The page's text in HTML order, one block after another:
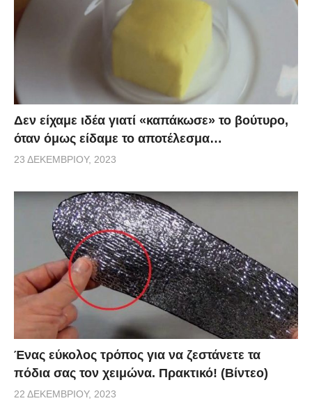
Δεν είχαμε ιδέα γιατί «καπάκωσε» το βούτυρο,
όταν όμως είδαμε το αποτέλεσμα…
23 ΔΕΚΕΜΒΡΊΟΥ, 2023
Ένας εύκολος τρόπος για να ζεστάνετε τα
πόδια σας τον χειμώνα. Πρακτικό! (Βίντεο)
22 ΔΕΚΕΜΒΡΊΟΥ, 2023